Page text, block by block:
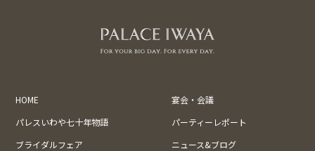
HOME
宴会・会議
パレスいわや七十年物語
パーティーレポート
ブライダルフェア
ニュース&ブログ